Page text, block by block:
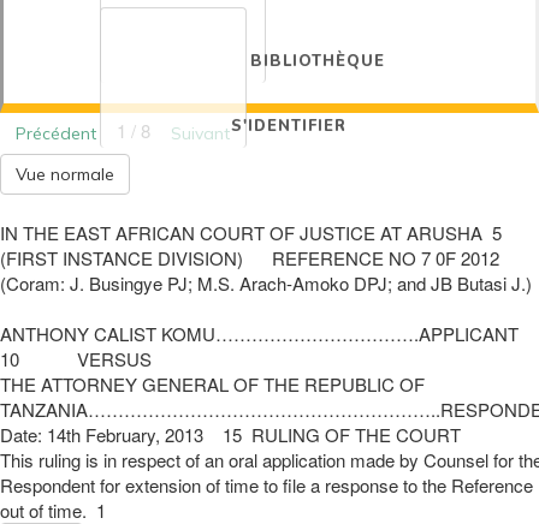
BIBLIOTHÈQUE
S'IDENTIFIER
Précédent 1 / 8
Suivant
Vue normale
IN THE EAST AFRICAN COURT OF JUSTICE AT ARUSHA 5
(FIRST INSTANCE DIVISION) REFERENCE NO 7 0F 2012
(Coram: J. Busingye PJ; M.S. Arach‐Amoko DPJ; and JB Butasi J.)
ANTHONY CALIST KOMU…………………………….APPLICANT
10 VERSUS
THE ATTORNEY GENERAL OF THE REPUBLIC OF
Date: 14th February, 2013 15 RULING OF THE COURT
This ruling is in respect of an oral application made by Counsel for
Respondent for extension of time to file a response to the Reference
out of time. 1